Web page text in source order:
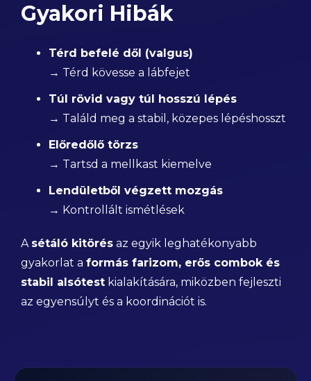
Gyakori Hibák
Térd befelé dől (valgus)
→ Térd kövesse a lábfejet
Túl rövid vagy túl hosszú lépés
→ Találd meg a stabil, közepes lépéshosszt
Előredőlő törzs
→ Tartsd a mellkast kiemelve
Lendületből végzett mozgás
→ Kontrollált ismétlések
A sétáló kitörés az egyik leghatékonyabb
gyakorlat a formás farizom, erős combok és
stabil alsótest kialakítására, miközben fejleszti
az egyensúlyt és a koordinációt is.